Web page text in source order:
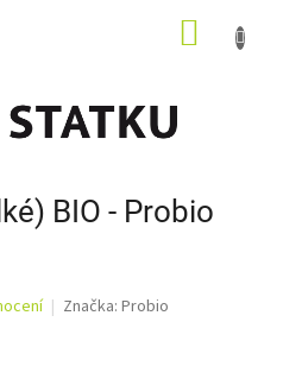
BIO - Probio
Značka: Probio